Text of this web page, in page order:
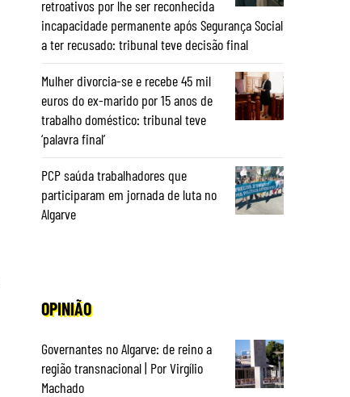
retroativos por lhe ser reconhecida
incapacidade permanente após Segurança Social
a ter recusado: tribunal teve decisão final
Mulher divorcia-se e recebe 45 mil
euros do ex-marido por 15 anos de
trabalho doméstico: tribunal teve
‘palavra final’
PCP saúda trabalhadores que
participaram em jornada de luta no
Algarve
OPINIÃO
Governantes no Algarve: de reino a
região transnacional | Por Virgílio
Machado